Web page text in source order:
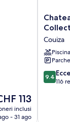
113
inclusi
- 31 ago
Chateau
des
de
BW
Couiza
Piscina
9.4
su
9.4
116